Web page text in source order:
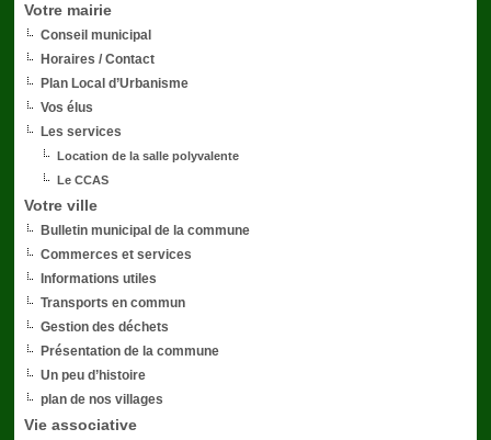
Votre mairie
Conseil municipal
Horaires / Contact
Plan Local d’Urbanisme
Vos élus
Les services
Location de la salle polyvalente
Le CCAS
Votre ville
Bulletin municipal de la commune
Commerces et services
Informations utiles
Transports en commun
Gestion des déchets
Présentation de la commune
Un peu d’histoire
plan de nos villages
Vie associative